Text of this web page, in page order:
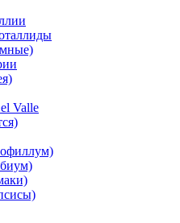
Valle